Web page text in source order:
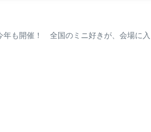
今年も開催！ 全国のミニ好きが、会場に